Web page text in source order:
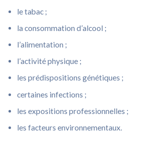
le tabac ;
la consommation d’alcool ;
l’alimentation ;
l’activité physique ;
les prédispositions génétiques ;
certaines infections ;
les expositions professionnelles ;
les facteurs environnementaux.